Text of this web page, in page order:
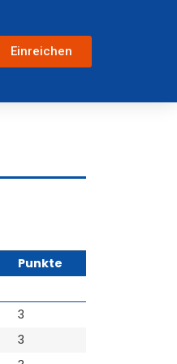
Einreichen
Punkte
3
3